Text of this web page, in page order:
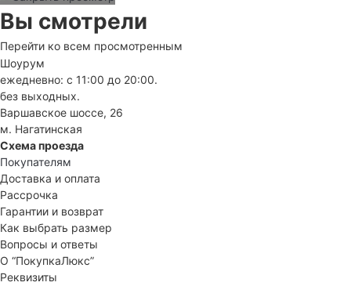
Вы смотрели
Перейти ко всем просмотренным
Шоурум
ежедневно: с 11:00 до 20:00.
без выходных.
Варшавское шоссе, 26
м. Нагатинская
Схема проезда
Покупателям
Доставка и оплата
Рассрочка
Гарантии и возврат
Как выбрать размер
Вопросы и ответы
О “ПокупкаЛюкс”
Реквизиты